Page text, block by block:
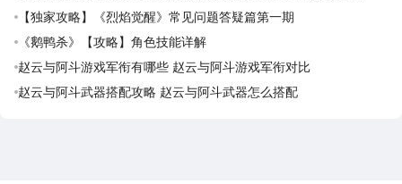
【独家攻略】《烈焰觉醒》常见问题答疑篇第一期
《鹅鸭杀》【攻略】角色技能详解
赵云与阿斗游戏军衔有哪些 赵云与阿斗游戏军衔对比
赵云与阿斗武器搭配攻略 赵云与阿斗武器怎么搭配